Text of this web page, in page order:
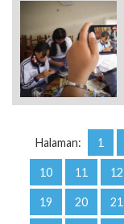
Halaman: 1
10 11 12
19 20 21